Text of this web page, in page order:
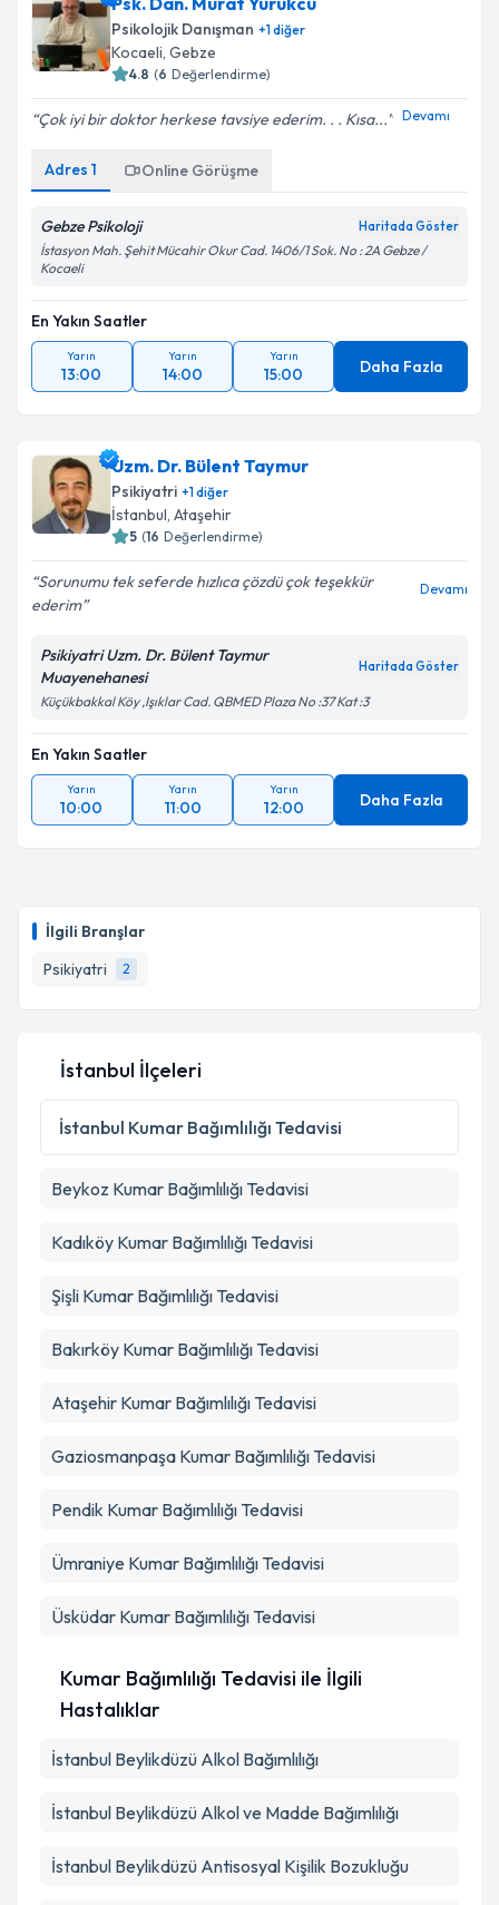
İlgili Branşlar
Psikiyatri
2
Psikolojik Danışman +1diğer
Kocaeli , Gebze
4.8 (6 Değerlendirme)
Çok iyi bir doktor herkese tavsiye ederim. . . Kısa... Devamı
Adres 1 Online Görüşme
Gebze Psikoloji Haritada Göster
İstasyon Mah. Şehit Mücahir Okur Cad. 1406/1 Sok. No : 2A Gebze /
Kocaeli
En Yakın Saatler
Yarın
13:00
Yarın
14:00
Yarın
15:00 Daha Fazla
Uzm. Dr. Bülent Taymur
Psikiyatri +1diğer
İstanbul , Ataşehir
5 (16 Değerlendirme)
Sorunumu tek seferde hızlıca çözdü çok teşekkür
ederim
Devamı
Psikiyatri Uzm. Dr. Bülent Taymur
Muayenehanesi
Haritada Göster
Küçükbakkal Köy ,Işıklar Cad. QBMED Plaza No :37 Kat :3
En Yakın Saatler
Yarın
10:00
Yarın
11:00
Yarın
12:00 Daha Fazla
İstanbul İlçeleri
İstanbul Kumar Bağımlılığı Tedavisi
Beykoz Kumar Bağımlılığı Tedavisi
Kadıköy Kumar Bağımlılığı Tedavisi
Şişli Kumar Bağımlılığı Tedavisi
Bakırköy Kumar Bağımlılığı Tedavisi
Ataşehir Kumar Bağımlılığı Tedavisi
Gaziosmanpaşa Kumar Bağımlılığı Tedavisi
Pendik Kumar Bağımlılığı Tedavisi
Ümraniye Kumar Bağımlılığı Tedavisi
Üsküdar Kumar Bağımlılığı Tedavisi
Kumar Bağımlılığı Tedavisi ile İlgili
Hastalıklar
İstanbul Beylikdüzü Alkol Bağımlılığı
İstanbul Beylikdüzü Alkol ve Madde Bağımlılığı
İstanbul Beylikdüzü Antisosyal Kişilik Bozukluğu